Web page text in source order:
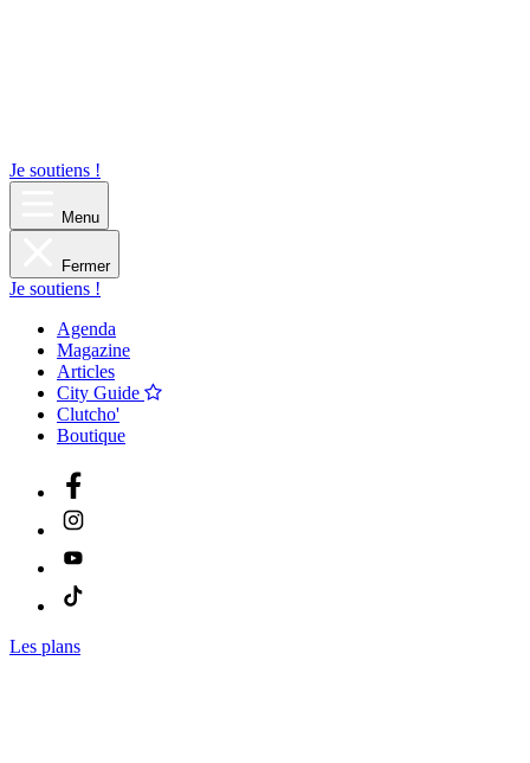
Je soutiens !
Menu
Fermer
Je soutiens !
Agenda
Magazine
Articles
City Guide
Clutcho'
Boutique
Les plans